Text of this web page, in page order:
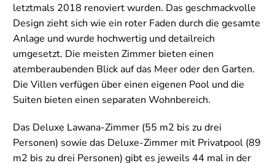
letztmals 2018 renoviert wurden. Das geschmackvolle
Design zieht sich wie ein roter Faden durch die gesamte
Anlage und wurde hochwertig und detailreich
umgesetzt. Die meisten Zimmer bieten einen
atemberaubenden Blick auf das Meer oder den Garten.
Die Villen verfügen über einen eigenen Pool und die
Suiten bieten einen separaten Wohnbereich.
Das Deluxe Lawana-Zimmer (55 m2 bis zu drei
Personen) sowie das Deluxe-Zimmer mit Privatpool (89
m2 bis zu drei Personen) gibt es jeweils 44 mal in der